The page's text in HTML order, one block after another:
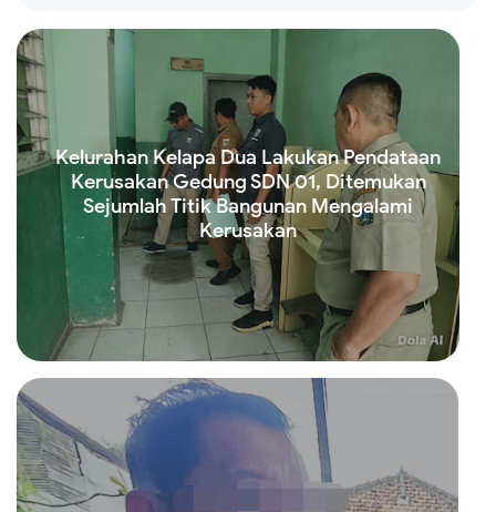
Kelurahan Kelapa Dua Lakukan Pendataan
Kerusakan Gedung SDN 01, Ditemukan
Sejumlah Titik Bangunan Mengalami
Kerusakan
Read more